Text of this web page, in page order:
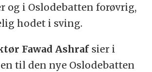
og i Oslodebatten forøvrig,
hodet i sving.
Fawad Ashrafsier i
til den nye Oslodebatten